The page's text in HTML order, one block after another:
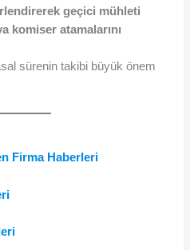
geçici mühleti
komiser atamalarını
sürenin takibi büyük önem
Firma Haberleri